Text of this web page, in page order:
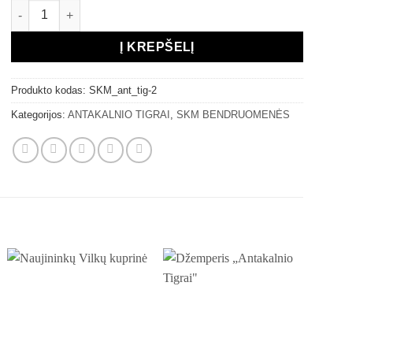
produkto kiekis: Antakalnio Tigrų kuprinė
Į KREPŠELĮ
Produkto kodas:SKM_ant_tig-2
Kategorijos:ANTAKALNIO TIGRAI ,SKM BENDRUOMENĖS